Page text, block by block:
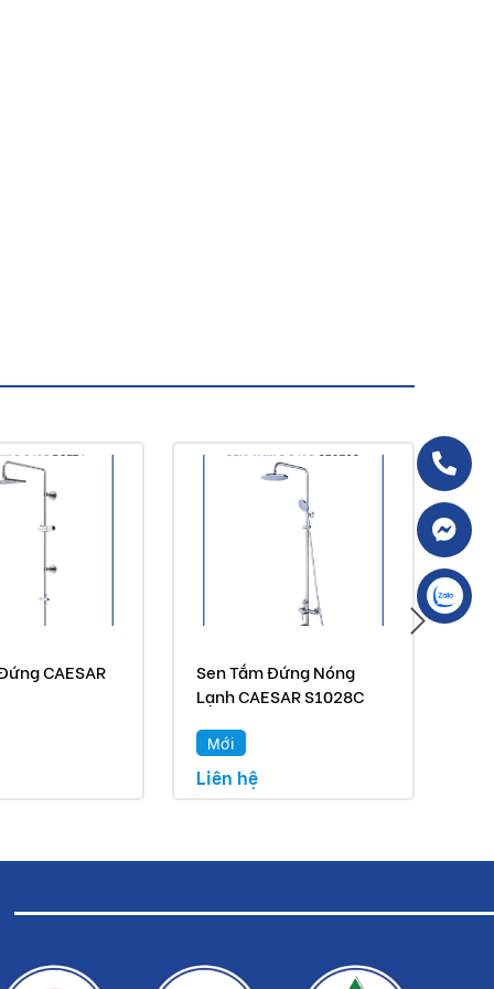
CAESAR
Sen Tắm Đứng Nóng
Lạnh CAESAR S1028C
Mới
Liên hệ